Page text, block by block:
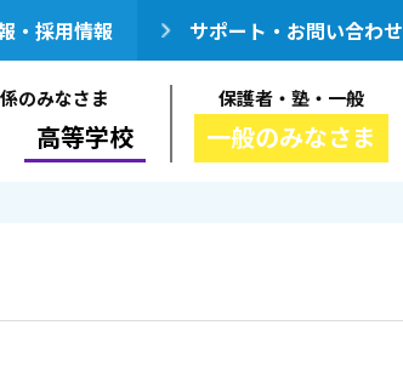
・採用情報 サポート・お問い合わせ
のみなさま
高等学校
保護者・塾・一般
一般のみなさま